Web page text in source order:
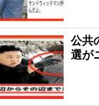
公共
選が